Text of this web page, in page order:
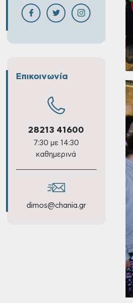
Επικοινωνία
28213 41600
7:30 με 14:30
καθημερινά
dimos@chania.gr